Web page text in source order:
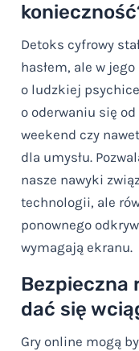
Detoks cyfrowy
hasłem, ale w
o ludzkiej
o oderwaniu się
weekend czy
dla umysłu.
nasze nawyki
technologii, ale
ponownego
wymagają ekranu.
Bezpieczna
dać się
Gry online mogą